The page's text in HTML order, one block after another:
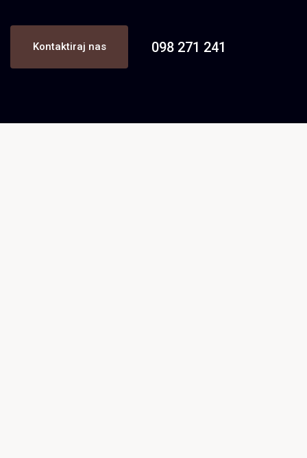
Kontaktiraj nas 098 271 241